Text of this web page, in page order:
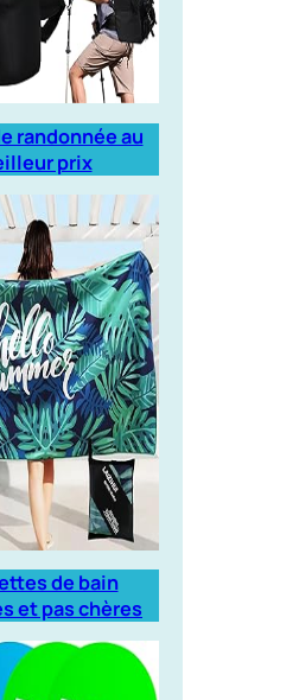
randonnée au
prix
de bain
et pas chères